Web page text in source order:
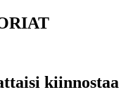
kiinnostaa